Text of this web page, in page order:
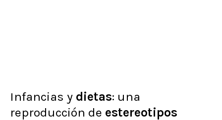
Infancias y dietas: una
reproducción de estereotipos